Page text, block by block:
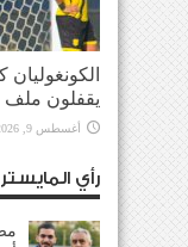
يقفلون ملف
أغسطس 9, 2026
رأي